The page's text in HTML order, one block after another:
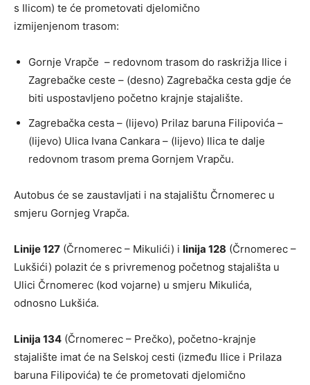
s Ilicom) te će prometovati djelomično
izmijenjenom trasom:
Gornje Vrapče – redovnom trasom do raskrižja Ilice i
Zagrebačke ceste – (desno) Zagrebačka cesta gdje će
biti uspostavljeno početno krajnje stajalište.
Zagrebačka cesta – (lijevo) Prilaz baruna Filipovića –
(lijevo) Ulica Ivana Cankara – (lijevo) Ilica te dalje
redovnom trasom prema Gornjem Vrapču.
Autobus će se zaustavljati i na stajalištu Črnomerec u
smjeru Gornjeg Vrapča.
Linije 127 (Črnomerec – Mikulići) i linija 128 (Črnomerec –
Lukšići) polazit će s privremenog početnog stajališta u
Ulici Črnomerec (kod vojarne) u smjeru Mikulića,
odnosno Lukšića.
Linija 134 (Črnomerec – Prečko), početno-krajnje
stajalište imat će na Selskoj cesti (između Ilice i Prilaza
baruna Filipovića) te će prometovati djelomično